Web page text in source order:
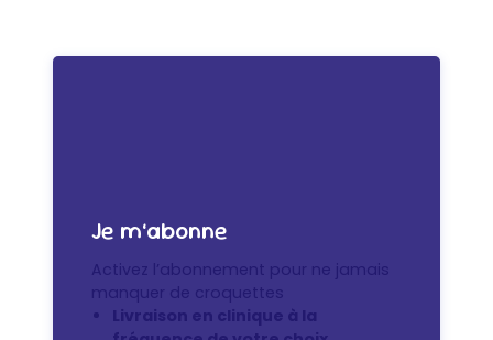
Je m’abonne
Activez l’abonnement pour ne jamais
manquer de croquettes
Livraison en clinique à la